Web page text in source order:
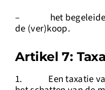
– het begeleiden
de (ver)koop.
Artikel 7:
1. Een taxatie van